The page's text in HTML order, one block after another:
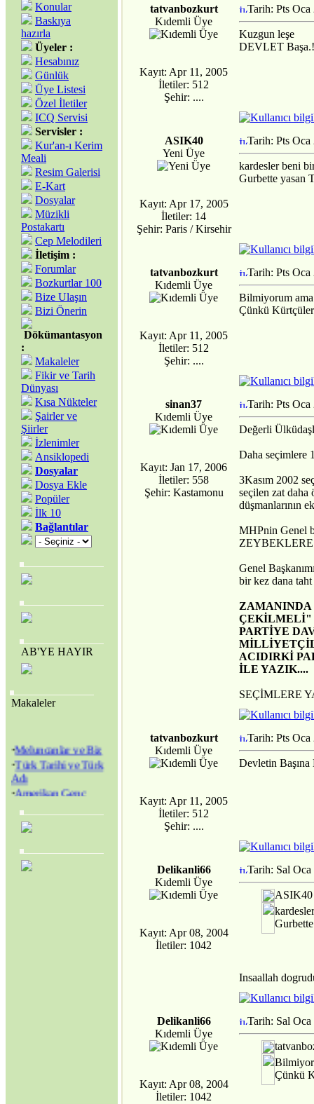
Konular
Baskıya
hazırla
Üyeler :
Hesabınız
Günlük
Üye Listesi
Özel İletiler
ICQ Servisi
Servisler :
Kur'an-ı Kerim
Meali
Resim Galerisi
E-Kart
Dosyalar
Müzikli
Postakartı
Cep Melodileri
İletişim :
Forumlar
Bozkurtlar 100
Bize Ulaşın
Bizi Önerin
Dökümantasyon
:
Makaleler
Fikir ve Tarih
Dünyası
Kısa Nükteler
Şairler ve
Şiirler
İzlenimler
Ansiklopedi
Dosyalar
Dosya Ekle
Popüler
İlk 10
Bağlantılar
AB'YE HAYIR
Makaleler
Meluncanlar ve Biz
·Türk Tarihi ve Türk
Adı
·Amerikan Genç
Hristiyanlar Cemiyeti
(Y.M.C.A.) ve
Amerikan Kolejleri
MECLİS’TEN
GEÇİRİLEREK
tatvanbozkurt
Kıdemli Üye
Kayıt: Apr 11, 2005
İletiler: 512
Şehir: ....
Tarih: Pts
Kuzgun leşe
DEVLET Başa.!
ASIK40
Yeni Üye
Kayıt: Apr 17, 2005
İletiler: 14
Şehir: Paris / Kirsehir
Tarih: Pts
kardesler beni
Gurbette yasan
tatvanbozkurt
Kıdemli Üye
Kayıt: Apr 11, 2005
İletiler: 512
Şehir: ....
Tarih: Pts
Bilmiyorum
Çünkü Kürtçüler
sinan37
Kıdemli Üye
Kayıt: Jan 17, 2006
İletiler: 558
Şehir: Kastamonu
Tarih: Pts
Değerli
Daha seçimlere
3Kasım 2002
seçilen zat
düşmanlarının
MHPnin Genel
ZEYBEKLERE
Genel
bir kez dana
ZAMANINDA
ÇEKİLMELİ"
PARTİYE
ACIDIRKİ
İLE YAZIK....
SEÇİMLERE
tatvanbozkurt
Kıdemli Üye
Kayıt: Apr 11, 2005
İletiler: 512
Şehir: ....
Tarih: Pts
Devletin
Delikanli66
Kıdemli Üye
Kayıt: Apr 08, 2004
İletiler: 1042
Tarih: Sal
ASIK40
Insaallah
Delikanli66
Kıdemli Üye
Kayıt: Apr 08, 2004
İletiler: 1042
Tarih: Sal
Çünkü